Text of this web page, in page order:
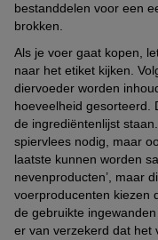
bestanddelen voor een
brokken.
Als je voer gaat kopen,
naar het etiket kijken.
diervoeder worden
hoeveelheid gesorteerd.
de ingrediëntenlijst
spiervlees nodig, maar
laatste kunnen worden
nevenproducten’, maar
voerproducenten kiezen
de gebruikte
er van verzekerd dat het